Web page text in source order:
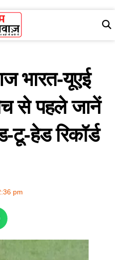
भारत-यूएई
से पहले जानें
टू-हेड रिकॉर्ड
pm